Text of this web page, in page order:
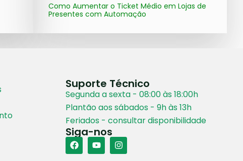
Como Aumentar o Ticket Médio em Lojas de
Presentes com Automação
Suporte Técnico
Segunda a sexta - 08:00 às 18:00h
Plantão aos sábados - 9h às 13h
Feriados - consultar disponibilidade
Siga-nos